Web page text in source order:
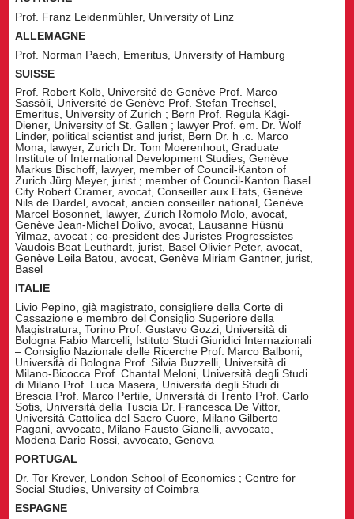
Prof. Franz Leidenmühler, University of Linz
ALLEMAGNE
Prof. Norman Paech, Emeritus, University of Hamburg
SUISSE
Prof. Robert Kolb, Université de Genève Prof. Marco
Sassòli, Université de Genève Prof. Stefan Trechsel,
Emeritus, University of Zurich ; Bern Prof. Regula Kägi-
Diener, University of St. Gallen ; lawyer Prof. em. Dr. Wolf
Linder, political scientist and jurist, Bern Dr. h .c. Marco
Mona, lawyer, Zurich Dr. Tom Moerenhout, Graduate
Institute of International Development Studies, Genève
Markus Bischoff, lawyer, member of Council-Kanton of
Zurich Jürg Meyer, jurist ; member of Council-Kanton Basel
City Robert Cramer, avocat, Conseiller aux Etats, Genève
Nils de Dardel, avocat, ancien conseiller national, Genève
Marcel Bosonnet, lawyer, Zurich Romolo Molo, avocat,
Genève Jean-Michel Dolivo, avocat, Lausanne Hüsnü
Yilmaz, avocat ; co-president des Juristes Progressistes
Vaudois Beat Leuthardt, jurist, Basel Olivier Peter, avocat,
Genève Leila Batou, avocat, Genève Miriam Gantner, jurist,
Basel
ITALIE
Livio Pepino, già magistrato, consigliere della Corte di
Cassazione e membro del Consiglio Superiore della
Magistratura, Torino Prof. Gustavo Gozzi, Università di
Bologna Fabio Marcelli, Istituto Studi Giuridici Internazionali
– Consiglio Nazionale delle Ricerche Prof. Marco Balboni,
Università di Bologna Prof. Silvia Buzzelli, Università di
Milano-Bicocca Prof. Chantal Meloni, Università degli Studi
di Milano Prof. Luca Masera, Università degli Studi di
Brescia Prof. Marco Pertile, Università di Trento Prof. Carlo
Sotis, Università della Tuscia Dr. Francesca De Vittor,
Università Cattolica del Sacro Cuore, Milano Gilberto
Pagani, avvocato, Milano Fausto Gianelli, avvocato,
Modena Dario Rossi, avvocato, Genova
PORTUGAL
Dr. Tor Krever, London School of Economics ; Centre for
Social Studies, University of Coimbra
ESPAGNE